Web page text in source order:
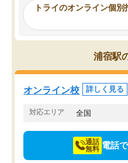
ったんですが、学生の先生
み、徐々に成績が上がったら
思っていました。何が今足
を的確に指導いただき、子ど
くりするほど楽しんでやる気
塾を受けています。狙い通
つ成績も上がり、苦手意識も
てきたので、さらに苦手な数
でお願いしました。来年の高
トライのオンライン個
浦宿駅
オンライン校 詳しく見る
対応エリア 全国
通話
無料 電話